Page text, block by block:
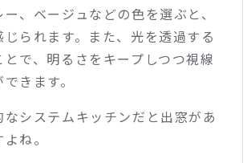
、ベージュなどの色を選ぶと、
られます。また、光を透過する
で、明るさをキープしつつ視線
きます。
なシステムキッチンだと出窓があ
ね。